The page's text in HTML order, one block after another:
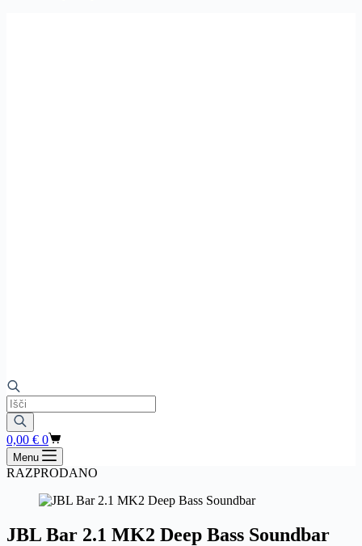
Products
search
Shopping
cart
0,00 € 0
Menu
RAZPRODANO
JBL Bar 2.1 MK2 Deep Bass Soundbar